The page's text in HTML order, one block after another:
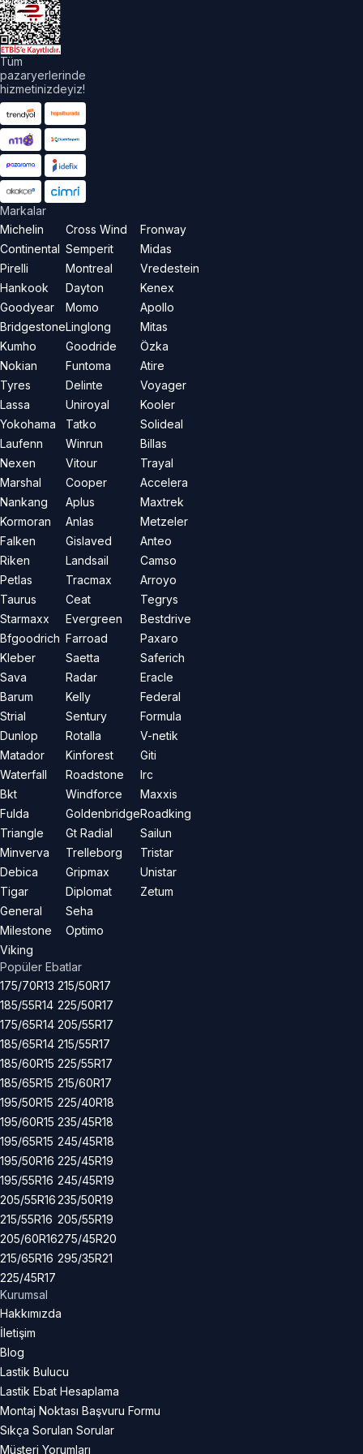
Tüm
pazaryerlerinde
hizmetinizdeyiz!
Markalar
Michelin
Continental
Pirelli
Hankook
Goodyear
Bridgestone
Kumho
Nokian
Tyres
Lassa
Yokohama
Laufenn
Nexen
Marshal
Nankang
Kormoran
Falken
Riken
Petlas
Taurus
Starmaxx
Bfgoodrich
Kleber
Sava
Barum
Strial
Dunlop
Matador
Waterfall
Bkt
Fulda
Triangle
Minverva
Debica
Tigar
General
Milestone
Viking
Cross Wind
Semperit
Montreal
Dayton
Momo
Linglong
Goodride
Funtoma
Delinte
Uniroyal
Tatko
Winrun
Vitour
Cooper
Aplus
Anlas
Gislaved
Landsail
Tracmax
Ceat
Evergreen
Farroad
Saetta
Radar
Kelly
Sentury
Rotalla
Kinforest
Roadstone
Windforce
Goldenbridge
Gt Radial
Trelleborg
Gripmax
Diplomat
Seha
Optimo
Fronway
Midas
Vredestein
Kenex
Apollo
Mitas
Özka
Atire
Voyager
Kooler
Solideal
Billas
Trayal
Accelera
Maxtrek
Metzeler
Anteo
Camso
Arroyo
Tegrys
Bestdrive
Paxaro
Saferich
Eracle
Federal
Formula
V-netik
Giti
Irc
Maxxis
Roadking
Sailun
Tristar
Unistar
Zetum
Popüler Ebatlar
175/70R13
185/55R14
175/65R14
185/65R14
185/60R15
185/65R15
195/50R15
195/60R15
195/65R15
195/50R16
195/55R16
205/55R16
215/55R16
205/60R16
215/65R16
225/45R17
215/50R17
225/50R17
205/55R17
215/55R17
225/55R17
215/60R17
225/40R18
235/45R18
245/45R18
225/45R19
245/45R19
235/50R19
205/55R19
275/45R20
295/35R21
Kurumsal
Hakkımızda
İletişim
Blog
Lastik Bulucu
Lastik Ebat Hesaplama
Montaj Noktası Başvuru Formu
Sıkça Sorulan Sorular
Müşteri Yorumları